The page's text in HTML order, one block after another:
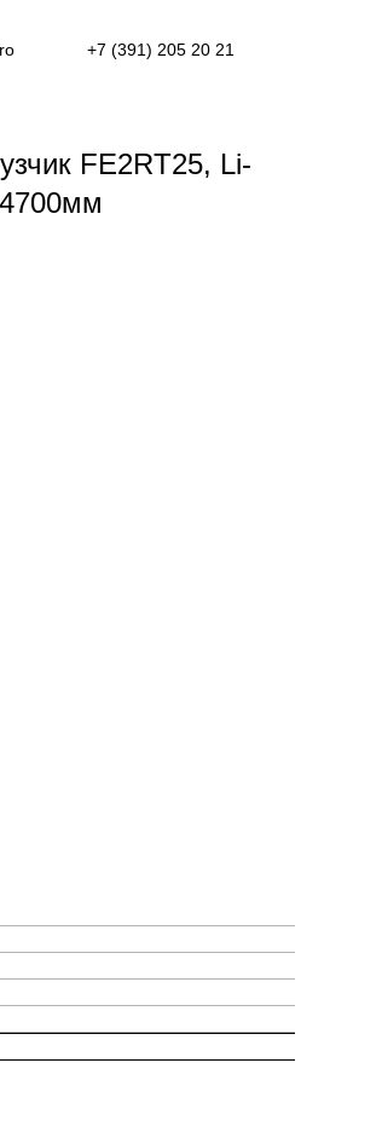
+7 (391) 205 20 21
FE2RT25, Li-